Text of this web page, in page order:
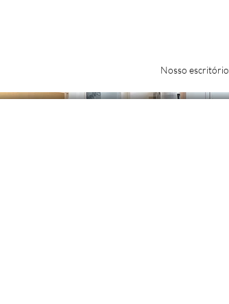
Nosso escritório